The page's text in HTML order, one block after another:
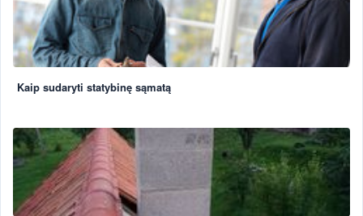
Kaip sudaryti statybinę sąmatą